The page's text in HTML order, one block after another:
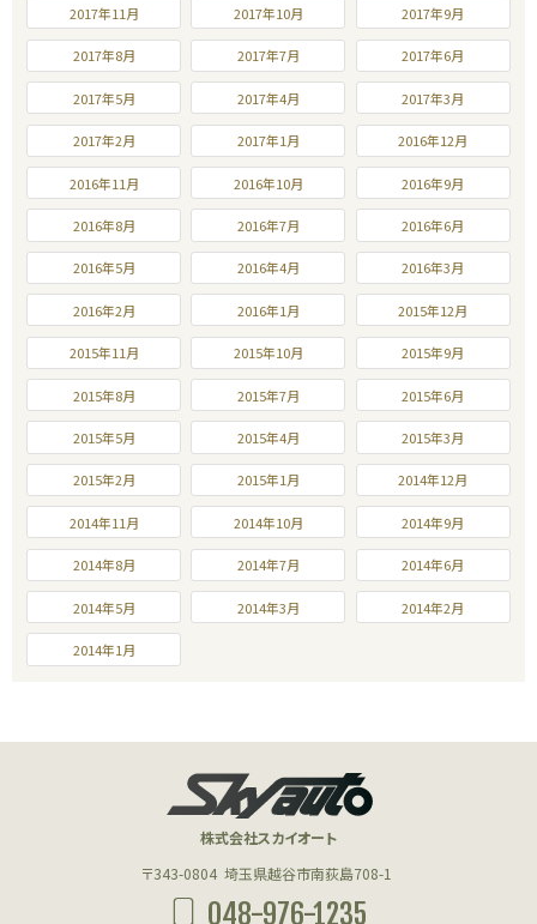
2017年11月 2017年10月 2017年9月
2017年8月 2017年7月 2017年6月
2017年5月 2017年4月 2017年3月
2017年2月 2017年1月 2016年12月
2016年11月 2016年10月 2016年9月
2016年8月 2016年7月 2016年6月
2016年5月 2016年4月 2016年3月
2016年2月 2016年1月 2015年12月
2015年11月 2015年10月 2015年9月
2015年8月 2015年7月 2015年6月
2015年5月 2015年4月 2015年3月
2015年2月 2015年1月 2014年12月
2014年11月 2014年10月 2014年9月
2014年8月 2014年7月 2014年6月
2014年5月 2014年3月 2014年2月
2014年1月
株式会社スカイオート
〒343-0804 埼玉県越谷市南荻島708-1
048-976-1235